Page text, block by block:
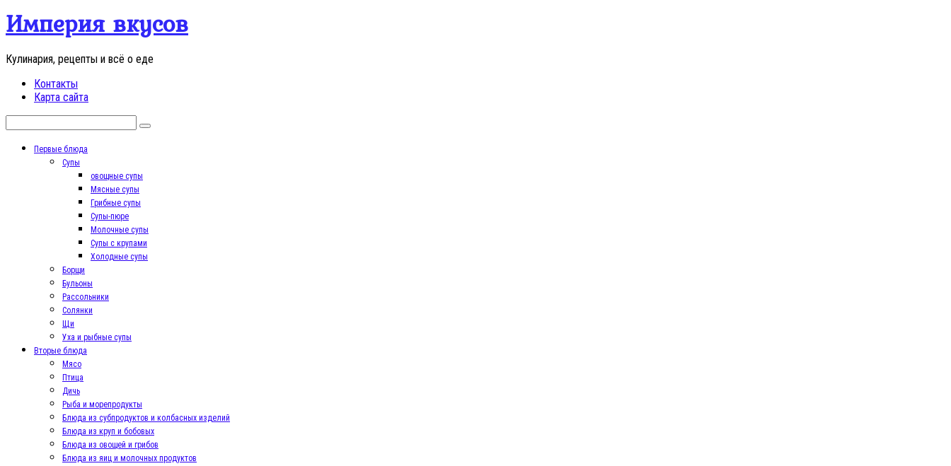
Перейти
контенту
Империя вкусов
Кулинария, рецепты и всё о еде
Контакты
Карта сайта
Первые блюда
Супы
овощные супы
Мясные супы
Грибные супы
Супы-пюре
Молочные супы
Супы с крупами
Холодные супы
Борщи
Бульоны
Рассольники
Солянки
Щи
Уха и рыбные супы
Вторые блюда
Мясо
Птица
Дичь
Рыба и морепродукты
Блюда из субпродуктов и колбасных изделий
Блюда из круп и бобовых
Блюда из овощей и грибов
Блюда из яиц и молочных продуктов